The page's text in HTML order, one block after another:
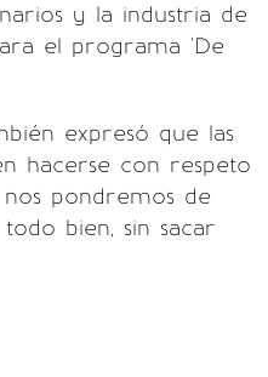
y la industria de
el programa 'De
expresó que las
hacerse con respeto
pondremos de
bien, sin sacar